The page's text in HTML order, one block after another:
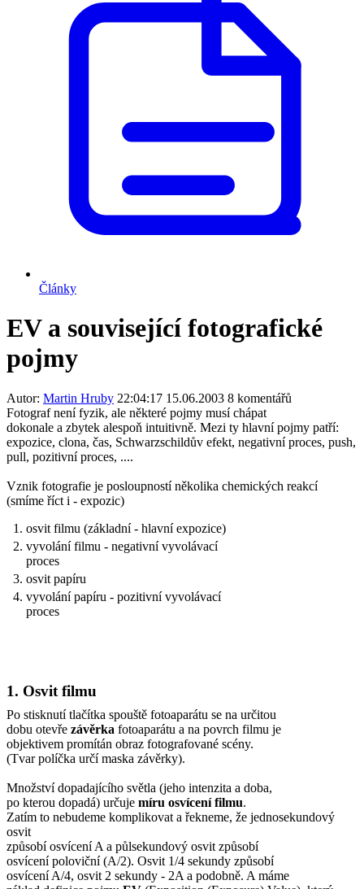
Články
EV a související fotografické
pojmy
Autor: Martin Hruby 22:04:17 15.06.2003 8 komentářů
Fotograf není fyzik, ale některé pojmy musí chápat
dokonale a zbytek alespoň intuitivně. Mezi ty hlavní pojmy patří:
expozice, clona, čas, Schwarzschildův efekt, negativní proces, push,
pull, pozitivní proces, ....
Vznik fotografie je posloupností několika chemických reakcí
(smíme říct i - expozic)
osvit filmu (základní - hlavní expozice)
vyvolání filmu - negativní vyvolávací
proces
osvit papíru
vyvolání papíru - pozitivní vyvolávací
proces
1. Osvit filmu
Po stisknutí tlačítka spouště fotoaparátu se na určitou
dobu otevře závěrka fotoaparátu a na povrch filmu je
objektivem promítán obraz fotografované scény.
(Tvar políčka určí maska závěrky).
Množství dopadajícího světla (jeho intenzita a doba,
po kterou dopadá) určuje míru osvícení filmu.
Zatím to nebudeme komplikovat a řekneme, že jednosekundový
osvit
způsobí osvícení A a půlsekundový osvit způsobí
osvícení poloviční (A/2). Osvit 1/4 sekundy způsobí
osvícení A/4, osvit 2 sekundy - 2A a podobně. A máme